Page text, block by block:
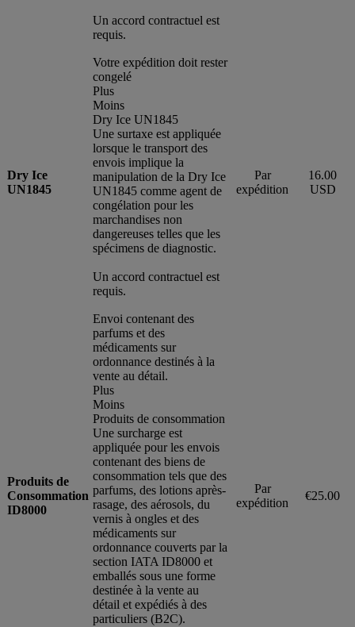
Un accord contractuel est
requis.
Dry Ice
UN1845
Votre expédition doit rester
congelé
Plus
Moins
Dry Ice UN1845
Une surtaxe est appliquée
lorsque le transport des
envois implique la
manipulation de la Dry Ice
UN1845 comme agent de
congélation pour les
marchandises non
dangereuses telles que les
spécimens de diagnostic.
Un accord contractuel est
requis.
Par
expédition
16.00
USD
Produits de
Consommation
ID8000
Envoi contenant des
parfums et des
médicaments sur
ordonnance destinés à la
vente au détail.
Plus
Moins
Produits de consommation
Une surcharge est
appliquée pour les envois
contenant des biens de
consommation tels que des
parfums, des lotions après-
rasage, des aérosols, du
vernis à ongles et des
médicaments sur
ordonnance couverts par la
section IATA ID8000 et
emballés sous une forme
destinée à la vente au
détail et expédiés à des
particuliers (B2C).
Par
expédition
€25.00